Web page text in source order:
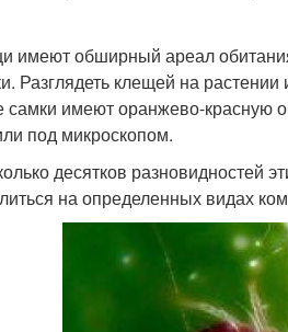
имеют обширный ареал
Разглядеть клещей на
самки имеют оранжево-красную
под микроскопом.
десятков разновидностей
на определенных видах